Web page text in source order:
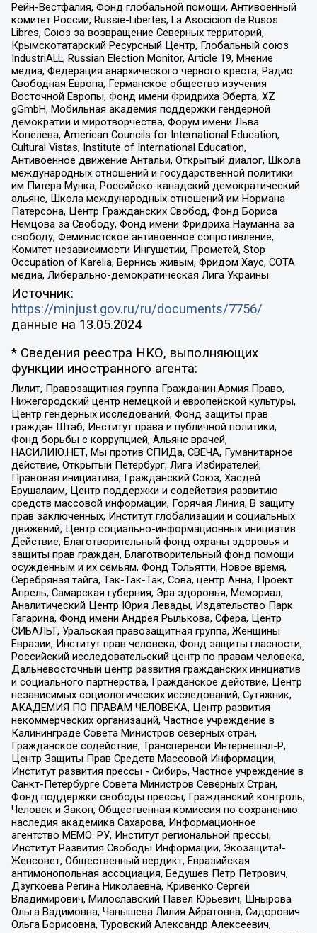
Рейн-Вестфалия, Фонд глобальной помощи, Антивоенный
комитет России, Russie-Libertes, La Asocicion de Rusos
Libres, Союз за возвращение Северных территорий,
Крымскотатарский Ресурсный Центр, Глобальный союз
IndustriALL, Russian Election Monitor, Article 19, Мнение
медиа, Федерация анархического черного креста, Радио
Свободная Европа, Германское общество изучения
Восточной Европы, Фонд имени Фридриха Эберта, XZ
gGmbH, Мобильная академия поддержки гендерной
демократии и миротворчества, Форум имени Льва
Копелева, American Councils for International Education,
Cultural Vistas, Institute of International Education,
Антивоенное движение Антальи, Открытый диалог, Школа
международных отношений и государственной политики
им Питера Мунка, Российско-канадский демократический
альянс, Школа международных отношений им Нормана
Патерсона, Центр Гражданских Свобод, Фонд Бориса
Немцова за Свободу, Фонд имени Фридриха Науманна за
свободу, Феминистское антивоенное сопротивление,
Комитет независимости Ингушетии, Прометей, Stop
Occupation of Karelia, Вернись живым, Фридом Хаус, СОТА
медиа, Либерально-демократическая Лига Украины
Источник:
https://minjust.gov.ru/ru/documents/7756/
данные на 13.05.2024
* Сведения реестра НКО, выполняющих
функции иностранного агента:
Лилит, Правозащитная группа Гражданин.Армия.Право,
Нижегородский центр немецкой и европейской культуры,
Центр гендерных исследований, Фонд защиты прав
граждан Штаб, Институт права и публичной политики,
Фонд борьбы с коррупцией, Альянс врачей,
НАСИЛИЮ.НЕТ, Мы против СПИДа, СВЕЧА, Гуманитарное
действие, Открытый Петербург, Лига Избирателей,
Правовая инициатива, Гражданский Союз, Хасдей
Ерушалаим, Центр поддержки и содействия развитию
средств массовой информации, Горячая Линия, В защиту
прав заключенных, Институт глобализации и социальных
движений, Центр социально-информационных инициатив
Действие, Благотворительный фонд охраны здоровья и
защиты прав граждан, Благотворительный фонд помощи
осужденным и их семьям, Фонд Тольятти, Новое время,
Серебряная тайга, Так-Так-Так, Сова, центр Анна, Проект
Апрель, Самарская губерния, Эра здоровья, Мемориал,
Аналитический Центр Юрия Левады, Издательство Парк
Гагарина, Фонд имени Андрея Рылькова, Сфера, Центр
СИБАЛЬТ, Уральская правозащитная группа, Женщины
Евразии, Институт прав человека, Фонд защиты гласности,
Российский исследовательский центр по правам человека,
Дальневосточный центр развития гражданских инициатив
и социального партнерства, Гражданское действие, Центр
независимых социологических исследований, Сутяжник,
АКАДЕМИЯ ПО ПРАВАМ ЧЕЛОВЕКА, Центр развития
некоммерческих организаций, Частное учреждение в
Калининграде Совета Министров северных стран,
Гражданское содействие, Трансперенси Интернешнл-Р,
Центр Защиты Прав Средств Массовой Информации,
Институт развития прессы - Сибирь, Частное учреждение в
Санкт-Петербурге Совета Министров Северных Стран,
Фонд поддержки свободы прессы, Гражданский контроль,
Человек и Закон, Общественная комиссия по сохранению
наследия академика Сахарова, Информационное
агентство МЕМО. РУ, Институт региональной прессы,
Институт Развития Свободы Информации, Экозащита!-
Женсовет, Общественный вердикт, Евразийская
антимонопольная ассоциация, Бедушев Петр Петрович,
Дзугкоева Регина Николаевна, Кривенко Сергей
Владимирович, Милославский Павел Юрьевич, Шнырова
Ольга Вадимовна, Чанышева Лилия Айратовна, Сидорович
Ольга Борисовна, Туровский Александр Алексеевич,